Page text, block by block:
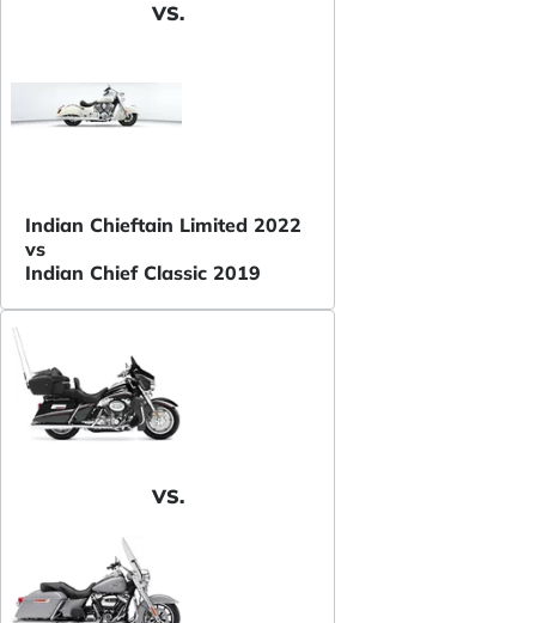
VS.
Indian Chieftain Limited 2022
vs
Indian Chief Classic 2019
VS.